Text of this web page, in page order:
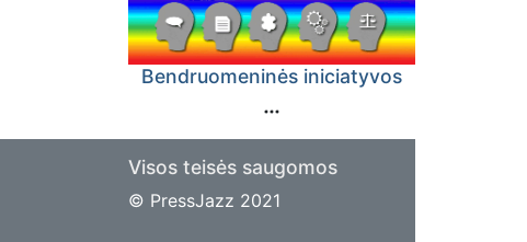
Bendruomeninės iniciatyvos
Visos teisės saugomos
© PressJazz 2021